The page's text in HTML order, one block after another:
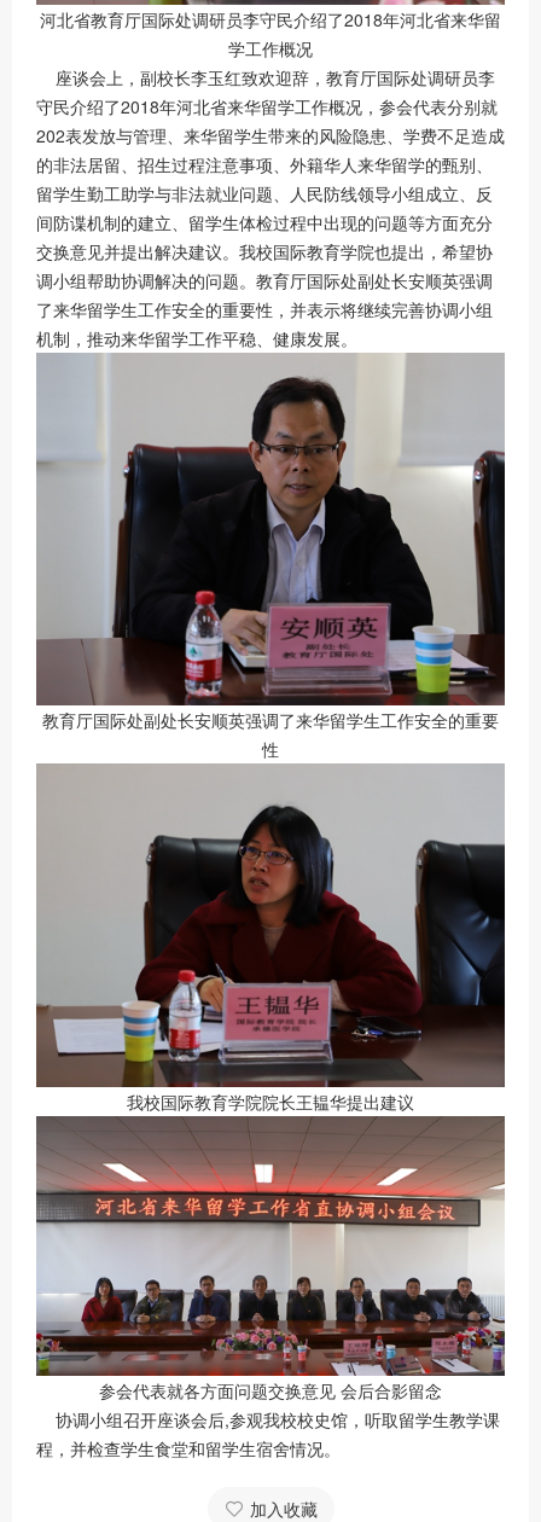
河北省教育厅国际处调研员李守民介绍了2018年河北省来华留
学工作概况
座谈会上，副校长李玉红致欢迎辞，教育厅国际处调研员李
守民介绍了2018年河北省来华留学工作概况，参会代表分别就
202表发放与管理、来华留学生带来的风险隐患、学费不足造成
的非法居留、招生过程注意事项、外籍华人来华留学的甄别、
留学生勤工助学与非法就业问题、人民防线领导小组成立、反
间防谍机制的建立、留学生体检过程中出现的问题等方面充分
交换意见并提出解决建议。我校国际教育学院也提出，希望协
调小组帮助协调解决的问题。教育厅国际处副处长安顺英强调
了来华留学生工作安全的重要性，并表示将继续完善协调小组
机制，推动来华留学工作平稳、健康发展。
教育厅国际处副处长安顺英强调了来华留学生工作安全的重要
性
我校国际教育学院院长王韫华提出建议
参会代表就各方面问题交换意见 会后合影留念
协调小组召开座谈会后,参观我校校史馆，听取留学生教学课
程，并检查学生食堂和留学生宿舍情况。
加入收藏